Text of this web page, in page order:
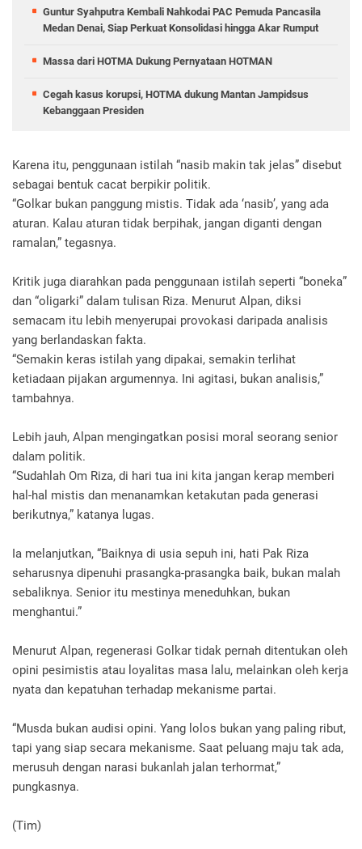
Guntur Syahputra Kembali Nahkodai PAC Pemuda Pancasila
Medan Denai, Siap Perkuat Konsolidasi hingga Akar Rumput
Massa dari HOTMA Dukung Pernyataan HOTMAN
Cegah kasus korupsi, HOTMA dukung Mantan Jampidsus
Kebanggaan Presiden
Karena itu, penggunaan istilah “nasib makin tak jelas” disebut
sebagai bentuk cacat berpikir politik.
“Golkar bukan panggung mistis. Tidak ada ‘nasib’, yang ada
aturan. Kalau aturan tidak berpihak, jangan diganti dengan
ramalan,” tegasnya.
Kritik juga diarahkan pada penggunaan istilah seperti “boneka”
dan “oligarki” dalam tulisan Riza. Menurut Alpan, diksi
semacam itu lebih menyerupai provokasi daripada analisis
yang berlandaskan fakta.
“Semakin keras istilah yang dipakai, semakin terlihat
ketiadaan pijakan argumennya. Ini agitasi, bukan analisis,”
tambahnya.
Lebih jauh, Alpan mengingatkan posisi moral seorang senior
dalam politik.
“Sudahlah Om Riza, di hari tua ini kita jangan kerap memberi
hal-hal mistis dan menanamkan ketakutan pada generasi
berikutnya,” katanya lugas.
Ia melanjutkan, “Baiknya di usia sepuh ini, hati Pak Riza
seharusnya dipenuhi prasangka-prasangka baik, bukan malah
sebaliknya. Senior itu mestinya meneduhkan, bukan
menghantui.”
Menurut Alpan, regenerasi Golkar tidak pernah ditentukan oleh
opini pesimistis atau loyalitas masa lalu, melainkan oleh kerja
nyata dan kepatuhan terhadap mekanisme partai.
“Musda bukan audisi opini. Yang lolos bukan yang paling ribut,
tapi yang siap secara mekanisme. Saat peluang maju tak ada,
merusuh dengan narasi bukanlah jalan terhormat,”
pungkasnya.
(Tim)